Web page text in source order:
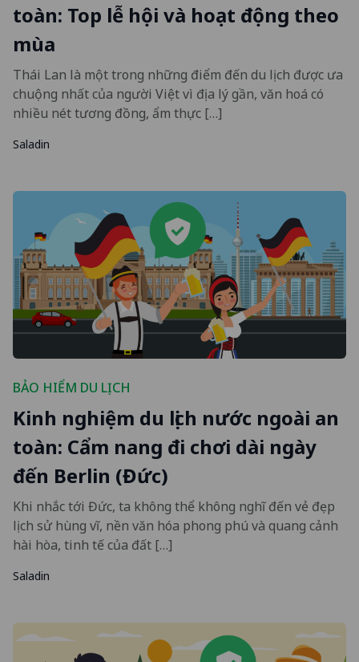
toàn: Top lễ hội và hoạt động theo
mùa
Thái Lan là một trong những điểm đến du lịch được ưa
chuộng nhất của người Việt vì địa lý gần, văn hoá có
nhiều nét tương đồng, ẩm thực […]
Saladin
BẢO HIỂM DU LỊCH
Kinh nghiệm du lịch nước ngoài an
toàn: Cẩm nang đi chơi dài ngày
đến Berlin (Đức)
Khi nhắc tới Đức, ta không thể không nghĩ đến vẻ đẹp
lịch sử hùng vĩ, nền văn hóa phong phú và quang cảnh
hài hòa, tinh tế của đất […]
Saladin